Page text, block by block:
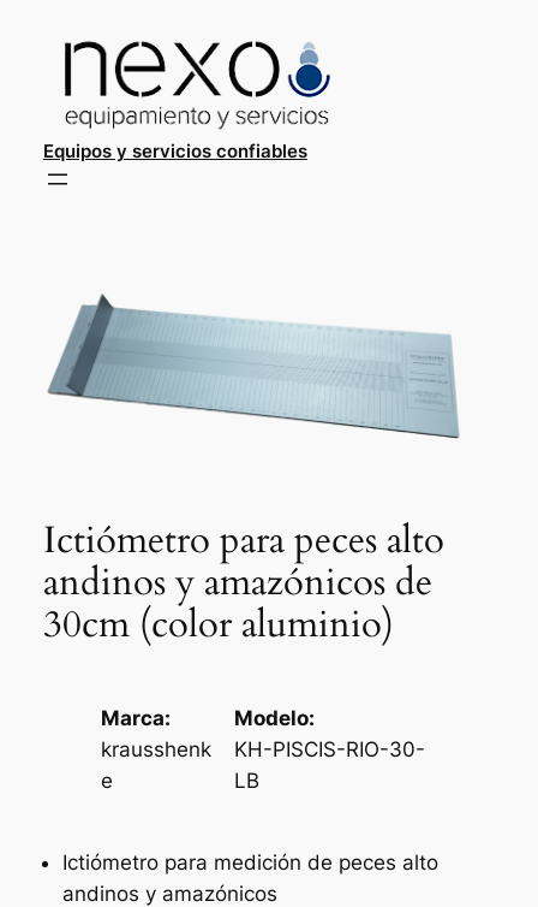
Equipos y servicios confiables
Ictiómetro para peces alto
andinos y amazónicos de
30cm (color aluminio)
Marca:
krausshenk
e
Modelo:
KH-PISCIS-RIO-30-
LB
Ictiómetro para medición de peces alto
andinos y amazónicos